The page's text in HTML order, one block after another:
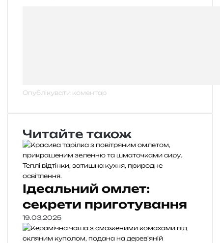
Читайте також
Ідеальний омлет:
секрети приготування
19.03.2025